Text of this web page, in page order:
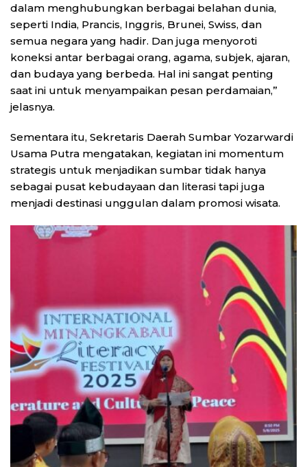
dalam menghubungkan berbagai belahan dunia,
seperti India, Prancis, Inggris, Brunei, Swiss, dan
semua negara yang hadir. Dan juga menyoroti
koneksi antar berbagai orang, agama, subjek, ajaran,
dan budaya yang berbeda. Hal ini sangat penting
saat ini untuk menyampaikan pesan perdamaian,”
jelasnya.
Sementara itu, Sekretaris Daerah Sumbar Yozarwardi
Usama Putra mengatakan, kegiatan ini momentum
strategis untuk menjadikan sumbar tidak hanya
sebagai pusat kebudayaan dan literasi tapi juga
menjadi destinasi unggulan dalam promosi wisata.